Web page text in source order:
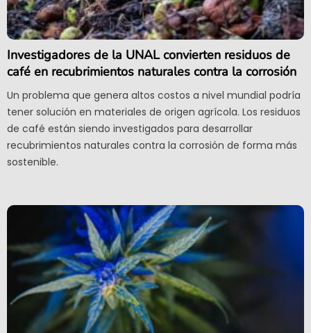
Investigadores de la UNAL convierten residuos de
café en recubrimientos naturales contra la corrosión
Un problema que genera altos costos a nivel mundial podría
tener solución en materiales de origen agrícola. Los residuos
de café están siendo investigados para desarrollar
recubrimientos naturales contra la corrosión de forma más
sostenible.